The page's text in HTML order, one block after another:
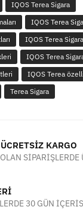
IQOS Terea Sigara
IQOS Terea
IQOS Terea
IQOS Terea
IQOS Terea
Terea Sigara
KARGO
SİPARİŞLERDE
30 GÜN